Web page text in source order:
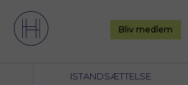
ISTANDSÆTTELSE
Bliv medlem